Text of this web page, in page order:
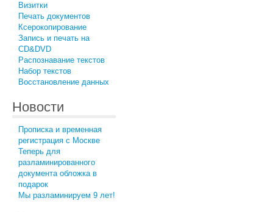
Визитки
Печать документов
Ксерокопирование
Запись и печать на
CD&DVD
Распознавание текстов
Набор текстов
Восстановление данных
Новости
Прописка и временная
регистрация с Москве
Теперь для
разламинированного
документа обложка в
подарок
Мы разламинируем 9 лет!